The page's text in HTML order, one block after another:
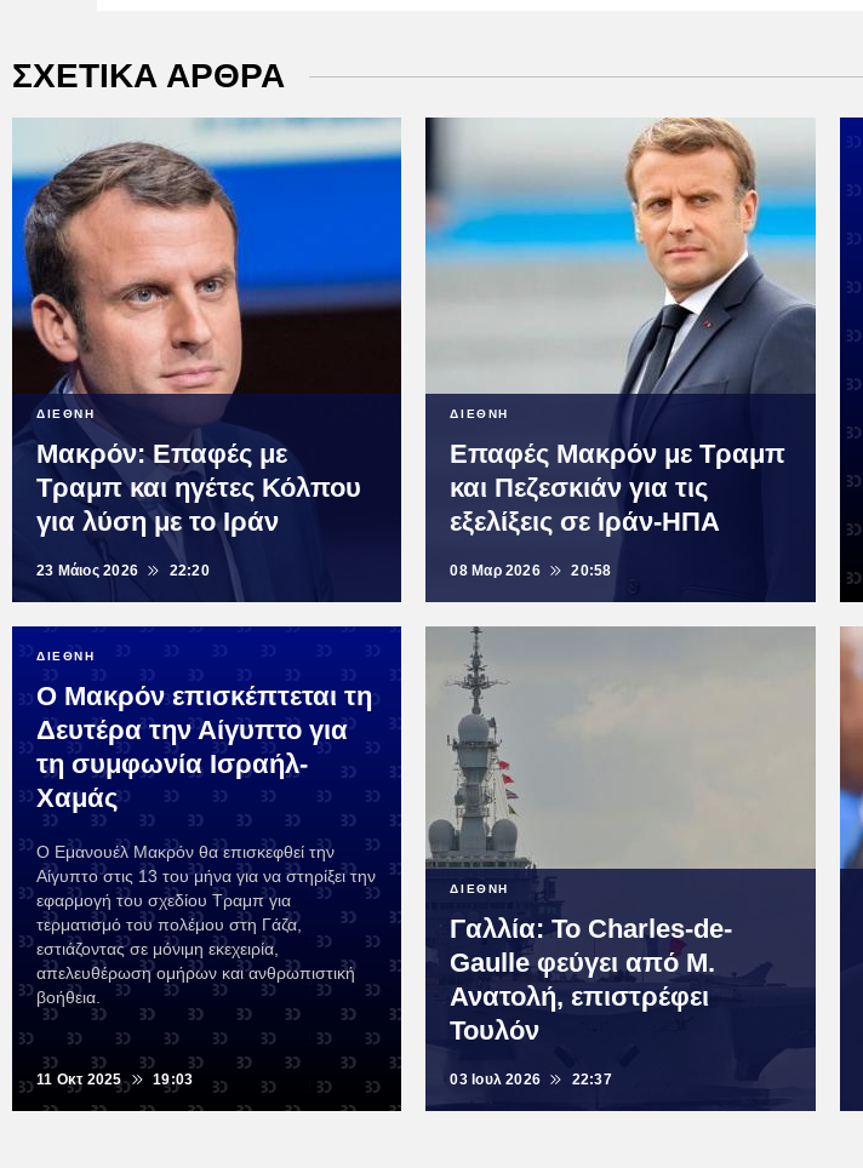
ΣΧΕΤΙΚΑ ΑΡΘΡΑ
ΔΙΕΘΝΗ
Μακρόν: Επαφές με
Τραμπ και ηγέτες Κόλπου
για λύση με το Ιράν
23 Μάιος 2026 22:20
ΔΙΕΘΝΗ
Επαφές Μακρόν με Τραμπ
και Πεζεσκιάν για τις
εξελίξεις σε Ιράν-ΗΠΑ
08 Μαρ 2026 20:58
ΔΙΕΘΝΗ
Ο Μακρόν επισκέπτεται τη
Δευτέρα την Αίγυπτο για
τη συμφωνία Ισραήλ-
Χαμάς
Ο Εμανουέλ Μακρόν θα επισκεφθεί την
Αίγυπτο στις 13 του μήνα για να στηρίξει την
εφαρμογή του σχεδίου Τραμπ για
τερματισμό του πολέμου στη Γάζα,
εστιάζοντας σε μόνιμη εκεχειρία,
απελευθέρωση ομήρων και ανθρωπιστική
βοήθεια.
11 Οκτ 2025 19:03
ΔΙΕΘΝΗ
Γαλλία: Το Charles-de-
Gaulle φεύγει από Μ.
Ανατολή, επιστρέφει
Τουλόν
03 Ιουλ 2026 22:37